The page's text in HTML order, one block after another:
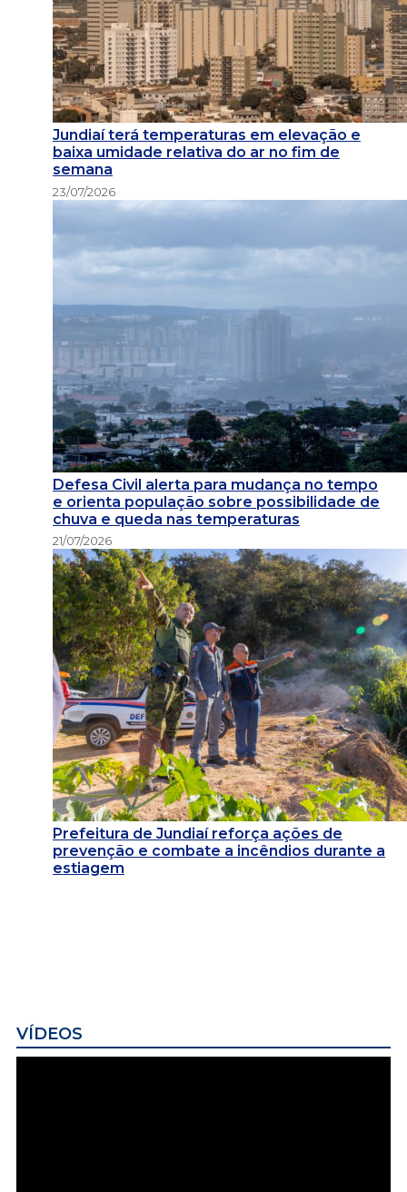
Jundiaí terá temperaturas em elevação e
baixa umidade relativa do ar no fim de
semana
23/07/2026
Defesa Civil alerta para mudança no tempo
e orienta população sobre possibilidade de
chuva e queda nas temperaturas
21/07/2026
Prefeitura de Jundiaí reforça ações de
prevenção e combate a incêndios durante a
estiagem
VÍDEOS